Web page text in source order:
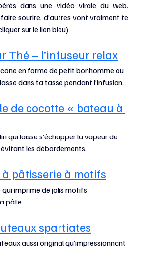
dans une vidéo virale du web.
sourire, d’autres vont vraiment te
sur le lien bleu)
Thé – l’infuseur relax
en forme de petit bonhomme ou
dans ta tasse pendant l’infusion.
de cocotte « bateau à
qui laisse s’échapper la vapeur de
les débordements.
à pâtisserie à motifs
qui imprime de jolis motifs
pâte.
spartiates
aussi original qu’impressionnant